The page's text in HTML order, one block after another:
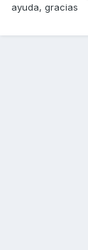
ayuda, gracias